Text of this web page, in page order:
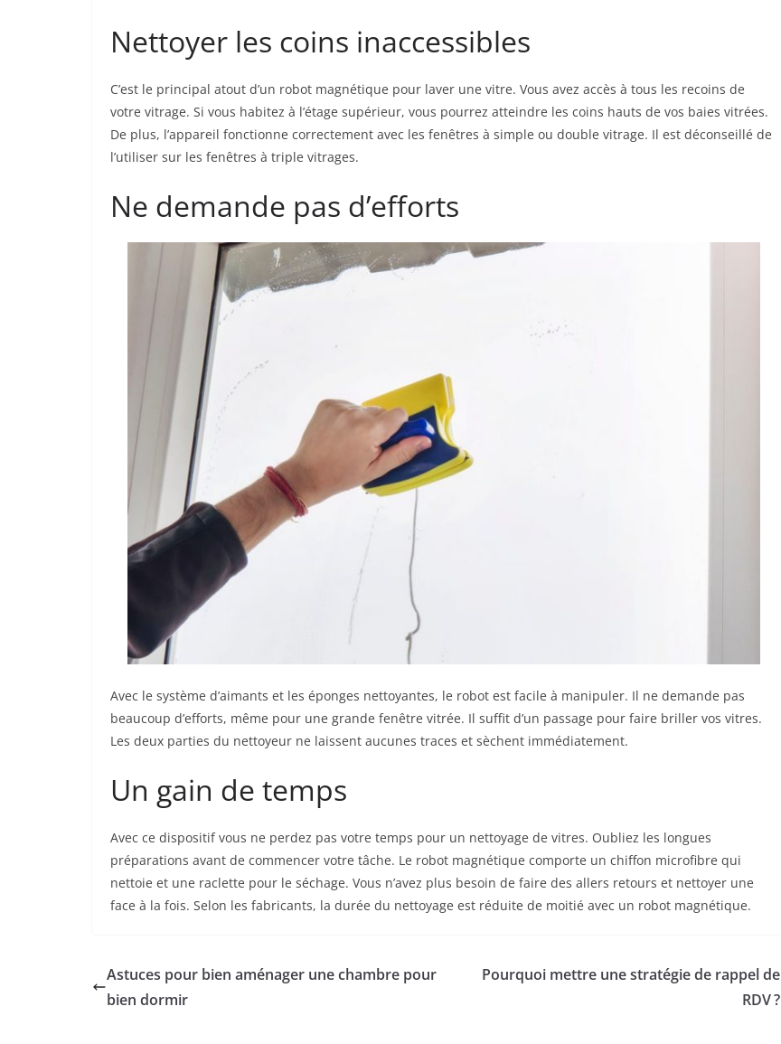
Nettoyer les coins inaccessibles
C’est le principal atout d’un robot magnétique pour laver une vitre. Vous avez accès à tous les recoins de
votre vitrage. Si vous habitez à l’étage supérieur, vous pourrez atteindre les coins hauts de vos baies vitrées.
De plus, l’appareil fonctionne correctement avec les fenêtres à simple ou double vitrage. Il est déconseillé de
l’utiliser sur les fenêtres à triple vitrages.
Ne demande pas d’efforts
Avec le système d’aimants et les éponges nettoyantes, le robot est facile à manipuler. Il ne demande pas
beaucoup d’efforts, même pour une grande fenêtre vitrée. Il suffit d’un passage pour faire briller vos vitres.
Les deux parties du nettoyeur ne laissent aucunes traces et sèchent immédiatement.
Un gain de temps
Avec ce dispositif vous ne perdez pas votre temps pour un nettoyage de vitres. Oubliez les longues
préparations avant de commencer votre tâche. Le robot magnétique comporte un chiffon microfibre qui
nettoie et une raclette pour le séchage. Vous n’avez plus besoin de faire des allers retours et nettoyer une
face à la fois. Selon les fabricants, la durée du nettoyage est réduite de moitié avec un robot magnétique.
Astuces pour bien aménager une chambre pour
bien dormir
Pourquoi mettre une stratégie de rappel de
RDV ?